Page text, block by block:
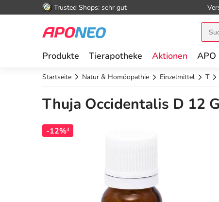
Trusted Shops: sehr gut
Produkte Tierapotheke Aktionen APO
Startseite Natur & Homöopathie Einzelmittel T
Thuja Occidentalis D 12
-12%4